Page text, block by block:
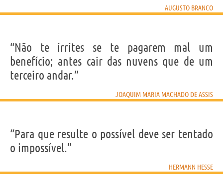
AUGUSTO BRANCO
“Não te irrites se te pagarem mal um
benefício; antes cair das nuvens que de um
terceiro andar.”
JOAQUIM MARIA MACHADO DE ASSIS
“Para que resulte o possível deve ser tentado
o impossível.”
HERMANN HESSE